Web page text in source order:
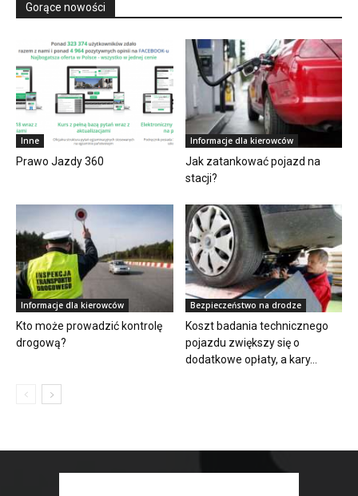
Gorące nowości
Inne
Prawo Jazdy 360
Informacje dla kierowców
Jak zatankować pojazd na
stacji?
Informacje dla kierowców
Kto może prowadzić kontrolę
drogową?
Bezpieczeństwo na drodze
Koszt badania technicznego
pojazdu zwiększy się o
dodatkowe opłaty, a kary...